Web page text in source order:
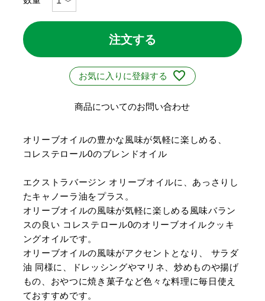
注文する
お気に入りに登録する
商品についてのお問い合わせ
オリーブオイルの豊かな風味が気軽に楽しめる、
コレステロール0のブレンドオイル
エクストラバージン オリーブオイルに、あっさりし
たキャノーラ油をプラス。
オリーブオイルの風味が気軽に楽しめる風味バラン
スの良い コレステロール0のオリーブオイルクッキ
ングオイルです。
オリーブオイルの風味がアクセントとなり、 サラダ
油 同様に、ドレッシングやマリネ、炒めものや揚げ
もの、おやつに焼き菓子など色々な料理に毎日使え
ておすすめです。